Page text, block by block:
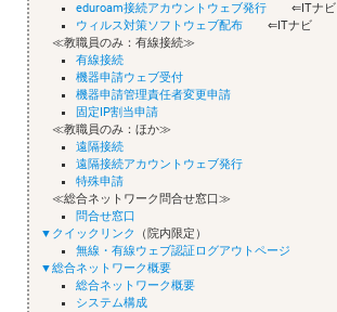
eduroam接続アカウントウェブ発行
⇐ITナビ
ウィルス対策ソフトウェブ配布
⇐ITナビ
≪教職員のみ：有線接続≫
有線接続
機器申請ウェブ受付
機器申請管理責任者変更申請
固定IP割当申請
≪教職員のみ：ほか≫
遠隔接続
遠隔接続アカウントウェブ発行
特殊申請
≪総合ネットワーク問合せ窓口≫
問合せ窓口
▼クイックリンク
（院内限定）
無線・有線ウェブ認証ログアウトページ
▼総合ネットワーク概要
総合ネットワーク概要
システム構成